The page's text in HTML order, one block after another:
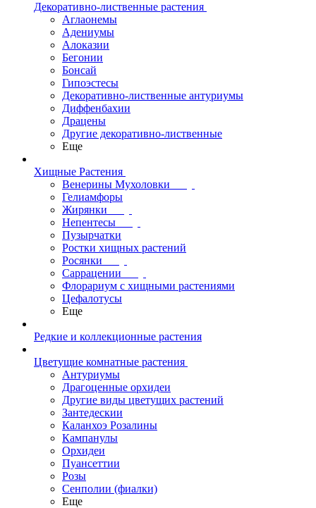
Декоративно-лиственные растения
Аглаонемы
Адениумы
Алоказии
Бегонии
Бонсай
Гипоэстесы
Декоративно-лиственные антуриумы
Диффенбахии
Драцены
Другие декоративно-лиственные
Еще
Хищные Растения
Венерины Мухоловки
Гелиамфоры
Жирянки
Непентесы
Пузырчатки
Ростки хищных растений
Росянки
Саррацении
Флорариум с хищными растениями
Цефалотусы
Еще
Редкие и коллекционные растения
Цветущие комнатные растения
Антуриумы
Драгоценные орхидеи
Другие виды цветущих растений
Зантедескии
Каланхоэ Розалины
Кампанулы
Орхидеи
Пуансеттии
Розы
Сенполии (фиалки)
Еще